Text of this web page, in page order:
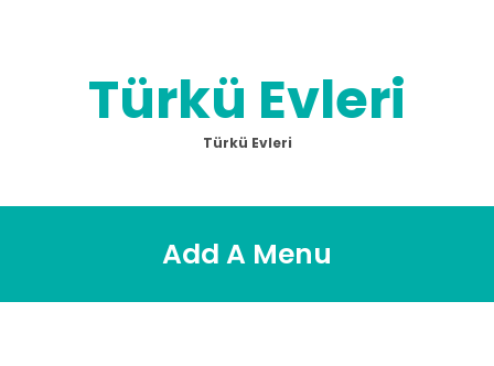
Türkü Evleri
Türkü Evleri
Add A Menu